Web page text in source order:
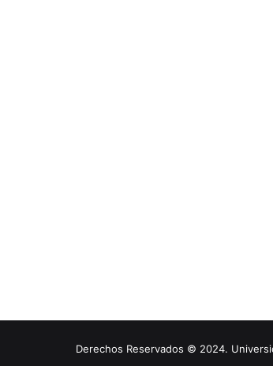
Derechos Reservados © 2024.